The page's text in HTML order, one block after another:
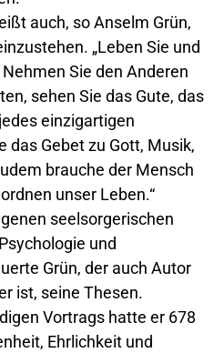
auch, so Anselm Grün,
„Leben Sie und
Sie den Anderen
sehen Sie das Gute, das
einzigartigen
das Gebet zu Gott, Musik,
brauche der Mensch
unser Leben.“
seelsorgerischen
und
Grün, der auch Autor
ist, seine Thesen.
Vortrags hatte er 678
Ehrlichkeit und